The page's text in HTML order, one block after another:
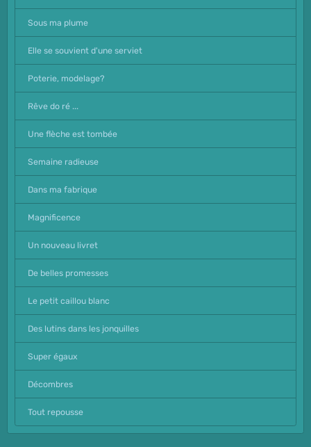
Sous ma plume
Elle se souvient d'une serviet
Poterie, modelage?
Rêve do ré ...
Une flèche est tombée
Semaine radieuse
Dans ma fabrique
Magnificence
Un nouveau livret
De belles promesses
Le petit caillou blanc
Des lutins dans les jonquilles
Super égaux
Décombres
Tout repousse